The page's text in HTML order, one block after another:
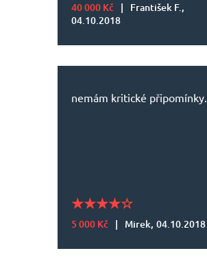
40 000 Kč |
František F.,
04.10.2018
nemám kritické připomínky.
5 000 Kč | Mirek, 04.10.2018